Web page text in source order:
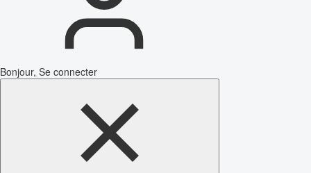
Bonjour, Se connecter